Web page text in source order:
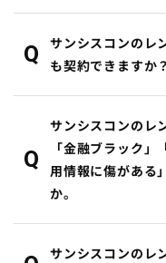
サンシスコンのレ
も契約できますか？
サンシスコンのレ
「金融ブラック
用情報に傷がある
か。
サンシスコンのレ